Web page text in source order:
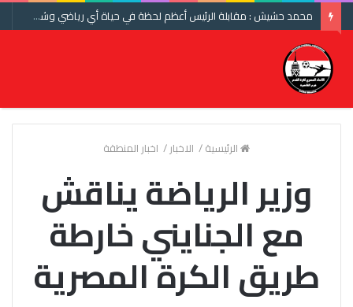
محمد حشيش : مقابلة الرئيس أعظم لحظة في حياة أي رياضي وشكرا اتحاد الكرة ومنتخب مصر
الرئيسية/ الاخبار/ اخبار المنطقة
وزير الرياضة يناقش
مع الجنايني خارطة
طريق الكرة المصرية